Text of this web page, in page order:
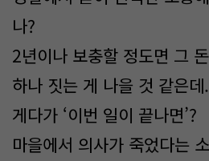
나?
2년이나 보충할 정도면 그
하나 짓는 게 나을 것 같은데.
게다가 ‘이번 일이 끝나면’?
마을에서 의사가 죽었다는